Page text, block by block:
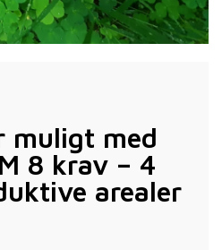
muligt med
8 krav – 4
arealer